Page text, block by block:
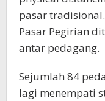
pasar
Pasar Pegirian
antar pedagang.
Sejumlah 84
lagi menempati